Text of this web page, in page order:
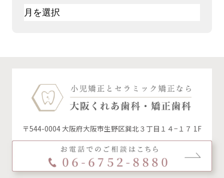
ア
〒544-0004 大阪府大阪市生野区巽北３丁目１４−１７ 1F